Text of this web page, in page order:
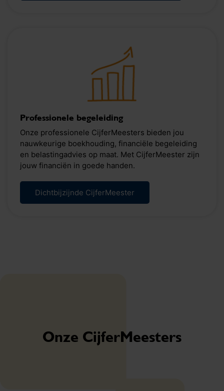
Professionele begeleiding
Onze professionele CijferMeesters bieden jou
nauwkeurige boekhouding, financiële begeleiding
en belastingadvies op maat. Met CijferMeester zijn
jouw financiën in goede handen.
Dichtbijzijnde CijferMeester
Onze CijferMeesters